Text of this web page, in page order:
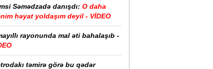
Səmədzadə danışdı: O daha
həyat yoldaşım deyil - VİDEO
rayonunda mal əti bahalaşıb -
təmirə görə bu qədər